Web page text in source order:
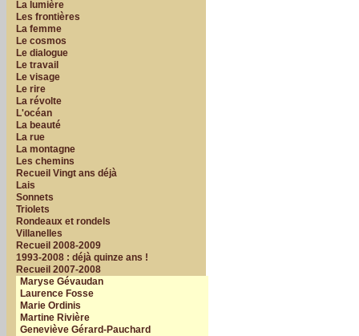
La lumière
Les frontières
La femme
Le cosmos
Le dialogue
Le travail
Le visage
Le rire
La révolte
L'océan
La beauté
La rue
La montagne
Les chemins
Recueil Vingt ans déjà
Lais
Sonnets
Triolets
Rondeaux et rondels
Villanelles
Recueil 2008-2009
1993-2008 : déjà quinze ans !
Recueil 2007-2008
Maryse Gévaudan
Laurence Fosse
Marie Ordinis
Martine Rivière
Geneviève Gérard-Pauchard